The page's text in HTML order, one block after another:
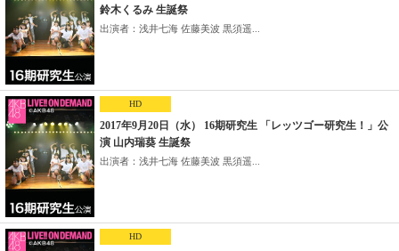
鈴木くるみ 生誕祭
出演者：浅井七海 佐藤美波 黒須遥...
HD
2017年9月20日（水） 16期研究生 「レッツゴー研究生！」公
演 山内瑞葵 生誕祭
出演者：浅井七海 佐藤美波 黒須遥...
HD